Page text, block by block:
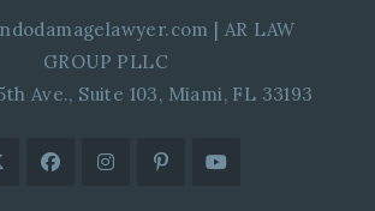
AR LAW
GROUP PLLC
Ave., Suite 103, Miami, FL 33193